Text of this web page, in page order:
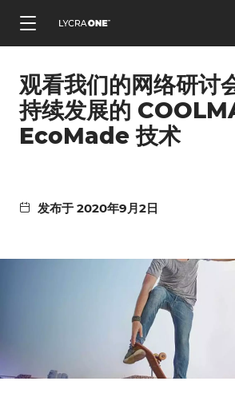
简体中文
了解有关吊牌的所有信息
了解有关商标许可的所有信息
观看我们的网络研讨
持续发展的
EcoMade 技术
发布于 2020年9月2日